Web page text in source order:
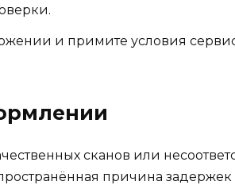
и примите условия
сканов или
причина